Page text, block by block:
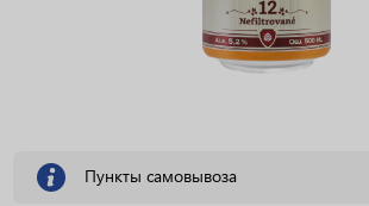
Пункты самовывоза